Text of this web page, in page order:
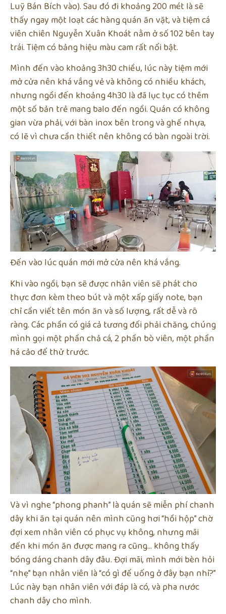
Luỹ Bán Bích vào). Sau đó đi khoảng 200 mét là sẽ
thấy ngay một loạt các hàng quán ăn vặt, và tiệm cá
viên chiên Nguyễn Xuân Khoát nằm ở số 102 bên tay
trái. Tiệm có bảng hiệu màu cam rất nổi bật.
Mình đến vào khoảng 3h30 chiều, lúc này tiệm mới
mở cửa nên khá vắng vẻ và không có nhiều khách,
nhưng ngồi đến khoảng 4h30 là đã lục tục có thêm
một số bản trẻ mang balo đến ngồi. Quán có không
gian vừa phải, với bàn inox bên trong và ghế nhựa,
có lẽ vì chưa cần thiết nên không có bàn ngoài trời.
Đến vào lúc quán mới mở cửa nên khá vắng.
Khi vào ngồi, bạn sẽ được nhân viên sẽ phát cho
thực đơn kèm theo bút và một xấp giấy note, bạn
chỉ cần viết tên món ăn và số lượng, rất dễ và rõ
ràng. Các phần có giá cả tương đối phải chăng, chúng
mình gọi một phần chả cá, 2 phần bò viên, một phần
há cảo để thử trước.
Và vì nghe “phong phanh” là quán sẽ miễn phí chanh
dây khi ăn tại quán nên mình cũng hơi “hồi hộp” chờ
đợi xem nhân viên có phục vụ không, nhưng mãi
đến khi món ăn được mang ra cũng… không thấy
bóng dáng chanh dây đâu. Đợi mãi, mình mới bèn hỏi
“nhẹ” bạn nhân viên là “có gì để uống ở đây bạn nhỉ?”
Lúc này bạn nhân viên với đáp là có, và pha nước
chanh dây cho mình.